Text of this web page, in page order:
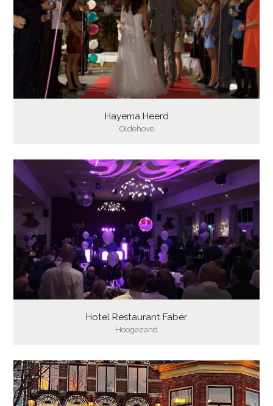
Hayema Heerd
Oldehove
Hotel Restaurant Faber
Hoogezand